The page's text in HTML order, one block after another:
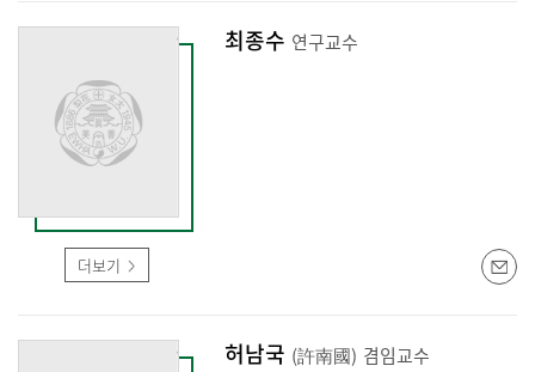
더보기
최종수 연구교수
허남국 (許南國) 겸임교수